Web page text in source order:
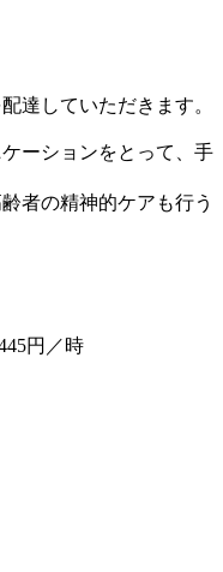
達していただきます。
ーションをとって、手
者の精神的ケアも行う
円／時